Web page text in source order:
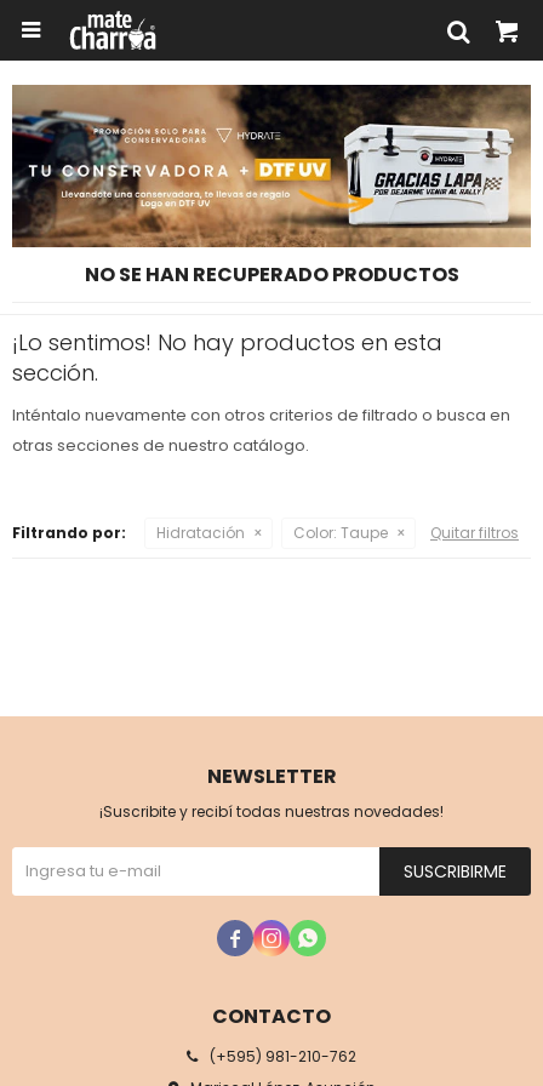

NO SE HAN RECUPERADO PRODUCTOS
¡Lo sentimos! No hay productos en esta
sección.
Inténtalo nuevamente con otros criterios de filtrado o busca en
otras secciones de nuestro catálogo.
Filtrando por: Hidratación Color: Taupe Quitar filtros
CONTACTO
(+595) 981-210-762
NEWSLETTER
¡Suscribite y recibí todas nuestras novedades!
SUSCRIBIRME
  